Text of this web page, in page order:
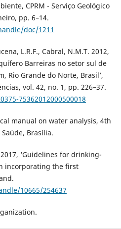
CPRM - Serviço Geológico
pp. 6–14.
doc/1211
L.R.F., Cabral, N.M.T. 2012,
Barreiras no setor sul de
Rio Grande do Norte, Brasil’,
vol. 42, no. 1, pp. 226–37.
75362012000500018
manual on water analysis, 4th
Brasília.
‘Guidelines for drinking-
incorporating the first
10665/254637